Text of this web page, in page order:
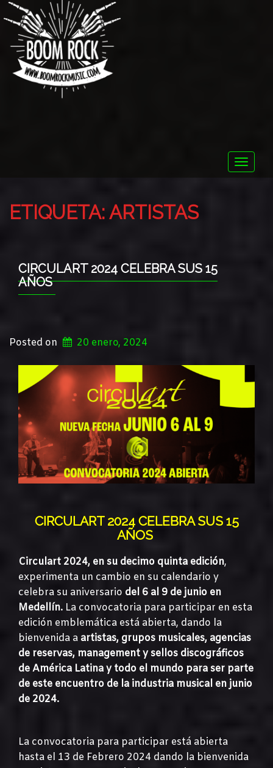
Toggle
ETIQUETA:ARTISTAS
CIRCULART 2024 CELEBRA SUS 15
AÑOS
Posted on 20 enero, 2024
CIRCULART 2024 CELEBRA SUS 15
AÑOS
Circulart 2024, en su decimo quinta edición,
experimenta un cambio en su calendario y
celebra su aniversario del 6 al 9 de junio en
Medellín. La convocatoria para participar en esta
edición emblemática está abierta, dando la
bienvenida a artistas, grupos musicales, agencias
de reservas, management y sellos discográficos
de América Latina y todo el mundo para ser parte
de este encuentro de la industria musical en junio
de 2024.
La convocatoria para participar está abierta
hasta el 13 de Febrero 2024 dando la bienvenida